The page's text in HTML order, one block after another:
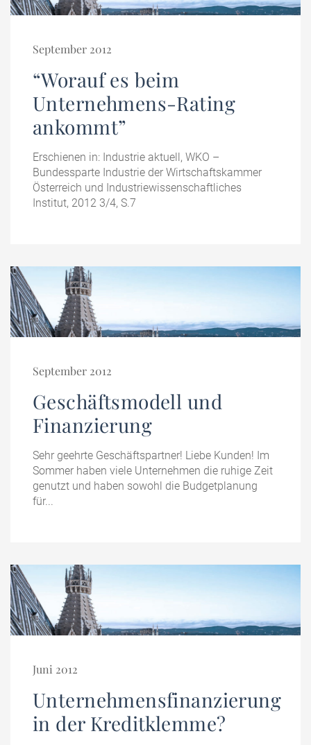
September 2012
“Worauf es beim
Unternehmens-Rating
ankommt”
Erschienen in: Industrie aktuell, WKO –
Bundessparte Industrie der Wirtschaftskammer
Österreich und Industriewissenschaftliches
Institut, 2012 3/4, S.7
September 2012
Geschäftsmodell und
Finanzierung
Sehr geehrte Geschäftspartner! Liebe Kunden! Im
Sommer haben viele Unternehmen die ruhige Zeit
genutzt und haben sowohl die Budgetplanung
für...
Juni 2012
Unternehmensfinanzierung
in der Kreditklemme?